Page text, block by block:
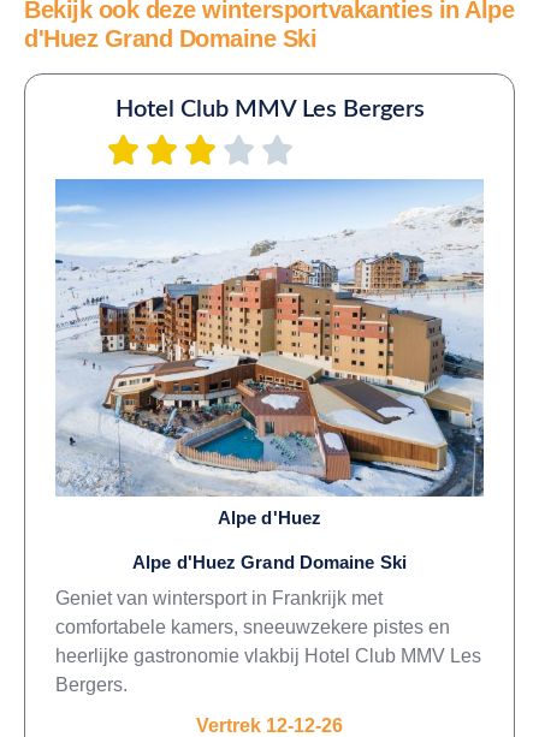
Bekijk ook deze wintersportvakanties in Alpe
d'Huez Grand Domaine Ski
Hotel Club MMV Les Bergers
Alpe d'Huez
Alpe d'Huez Grand Domaine Ski
Geniet van wintersport in Frankrijk met
comfortabele kamers, sneeuwzekere pistes en
heerlijke gastronomie vlakbij Hotel Club MMV Les
Bergers.
Vertrek 12-12-26